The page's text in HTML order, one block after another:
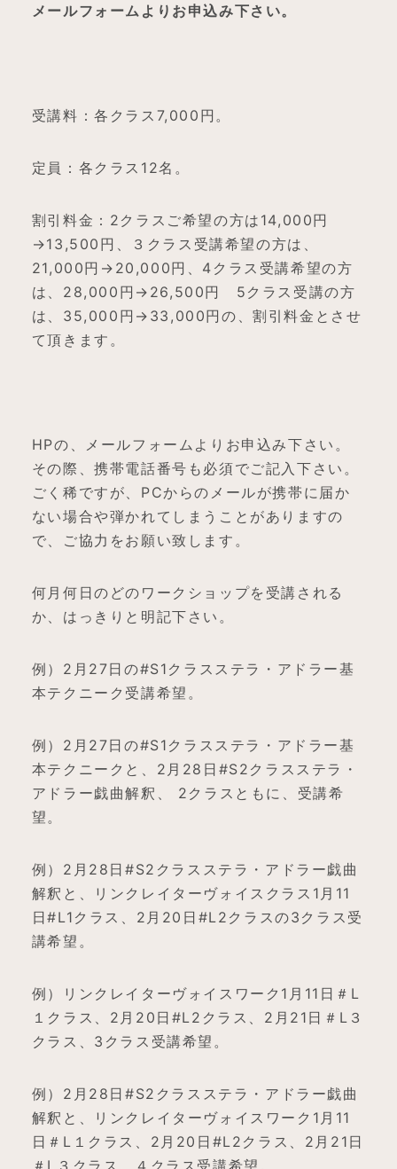
メールフォームよりお申込み下さい。
受講料：各クラス7,000円。
定員：各クラス12名。
割引料金：2クラスご希望の方は14,000円
→13,500円、３クラス受講希望の方は、
21,000円→20,000円、4クラス受講希望の方
は、28,000円→26,500円 5クラス受講の方
は、35,000円→33,000円の、割引料金とさせ
て頂きます。
HPの、メールフォームよりお申込み下さい。
その際、携帯電話番号も必須でご記入下さい。
ごく稀ですが、PCからのメールが携帯に届か
ない場合や弾かれてしまうことがありますの
で、ご協力をお願い致します。
何月何日のどのワークショップを受講される
か、はっきりと明記下さい。
例）2月27日の#S1クラスステラ・アドラー基
本テクニーク受講希望。
例）2月27日の#S1クラスステラ・アドラー基
本テクニークと、2月28日#S2クラスステラ・
アドラー戯曲解釈、 2クラスともに、受講希
望。
例）2月28日#S2クラスステラ・アドラー戯曲
解釈と、リンクレイターヴォイスクラス1月11
日#L1クラス、2月20日#L2クラスの3クラス受
講希望。
例）リンクレイターヴォイスワーク1月11日＃L
１クラス、2月20日#L2クラス、2月21日＃L３
クラス、3クラス受講希望。
例）2月28日#S2クラスステラ・アドラー戯曲
解釈と、リンクレイターヴォイスワーク1月11
日＃L１クラス、2月20日#L2クラス、2月21日